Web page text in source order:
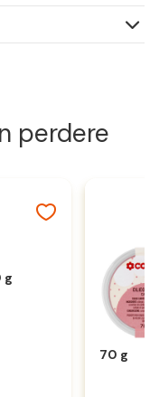
perdere
g
70 g